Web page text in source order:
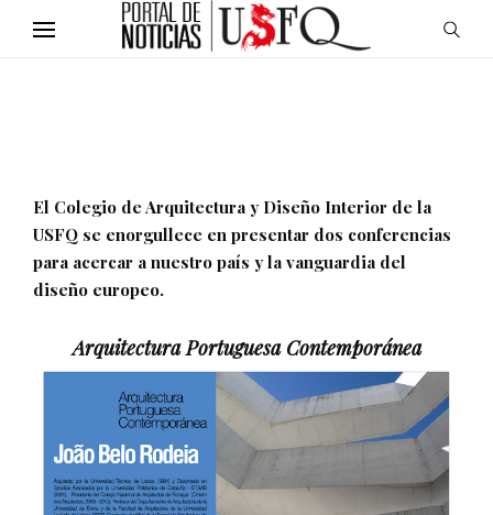
El Colegio de Arquitectura y Diseño Interior de la
USFQ se enorgullece en presentar dos conferencias
para acercar a nuestro país y la vanguardia del
diseño europeo.
Arquitectura Portuguesa Contemporánea